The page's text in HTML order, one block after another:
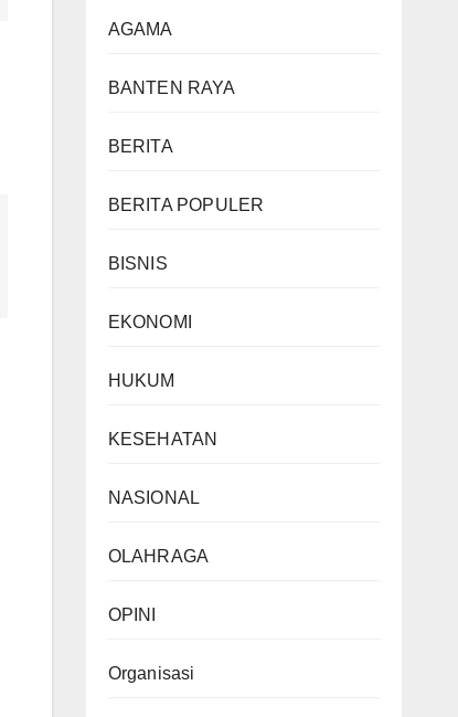
AGAMA
BANTEN RAYA
BERITA
BERITA POPULER
BISNIS
EKONOMI
HUKUM
KESEHATAN
NASIONAL
OLAHRAGA
OPINI
Organisasi